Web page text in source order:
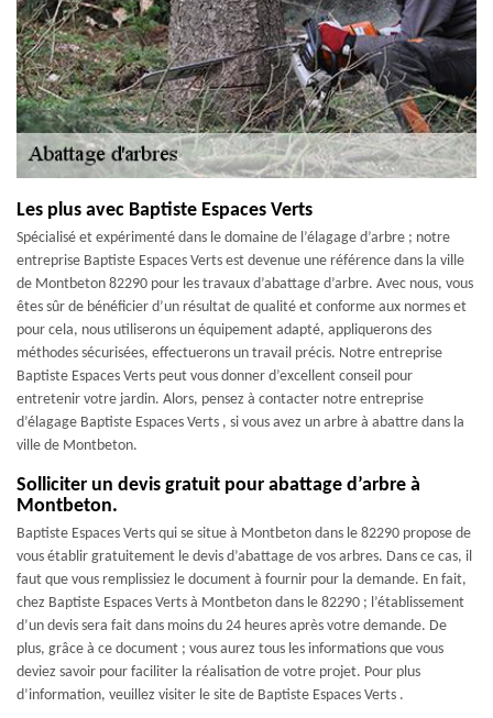
Les plus avec Baptiste Espaces Verts
Spécialisé et expérimenté dans le domaine de l’élagage d’arbre ; notre
entreprise Baptiste Espaces Verts est devenue une référence dans la ville
de Montbeton 82290 pour les travaux d’abattage d’arbre. Avec nous, vous
êtes sûr de bénéficier d’un résultat de qualité et conforme aux normes et
pour cela, nous utiliserons un équipement adapté, appliquerons des
méthodes sécurisées, effectuerons un travail précis. Notre entreprise
Baptiste Espaces Verts peut vous donner d’excellent conseil pour
entretenir votre jardin. Alors, pensez à contacter notre entreprise
d’élagage Baptiste Espaces Verts , si vous avez un arbre à abattre dans la
ville de Montbeton.
Solliciter un devis gratuit pour abattage d’arbre à
Montbeton.
Baptiste Espaces Verts qui se situe à Montbeton dans le 82290 propose de
vous établir gratuitement le devis d’abattage de vos arbres. Dans ce cas, il
faut que vous remplissiez le document à fournir pour la demande. En fait,
chez Baptiste Espaces Verts à Montbeton dans le 82290 ; l’établissement
d’un devis sera fait dans moins du 24 heures après votre demande. De
plus, grâce à ce document ; vous aurez tous les informations que vous
deviez savoir pour faciliter la réalisation de votre projet. Pour plus
d’information, veuillez visiter le site de Baptiste Espaces Verts .